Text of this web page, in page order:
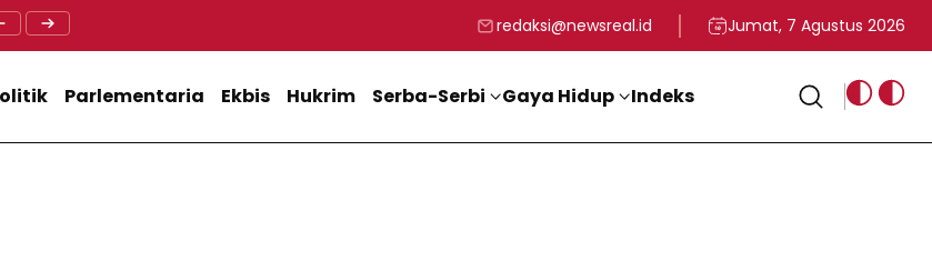
Diwa : Nyawa dan Keselamatan Warga Lebih Berharga
Lintas Agama Perkuat Semangat Persatuan Jelang HUT ke-81 Kemerdekaan RIDukung MBG, Kadin Apresiasi Kepemimpinan Presiden Prabowo yang
Staf Khusus Menag RI
redaksi@newsreal.id Jumat, 7 Agustus 2026
Parlementaria Ekbis Hukrim Serba-Serbi Gaya Hidup Indeks